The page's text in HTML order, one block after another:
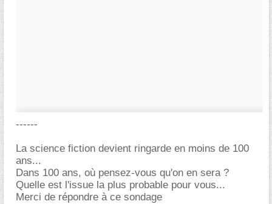
------
La science fiction devient ringarde en moins de 100
ans...
Dans 100 ans, où pensez-vous qu'on en sera ?
Quelle est l'issue la plus probable pour vous...
Merci de répondre à ce sondage